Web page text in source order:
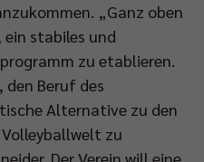
„Ganz oben
stabiles und
zu etablieren.
den Beruf des
Alternative zu den
zu